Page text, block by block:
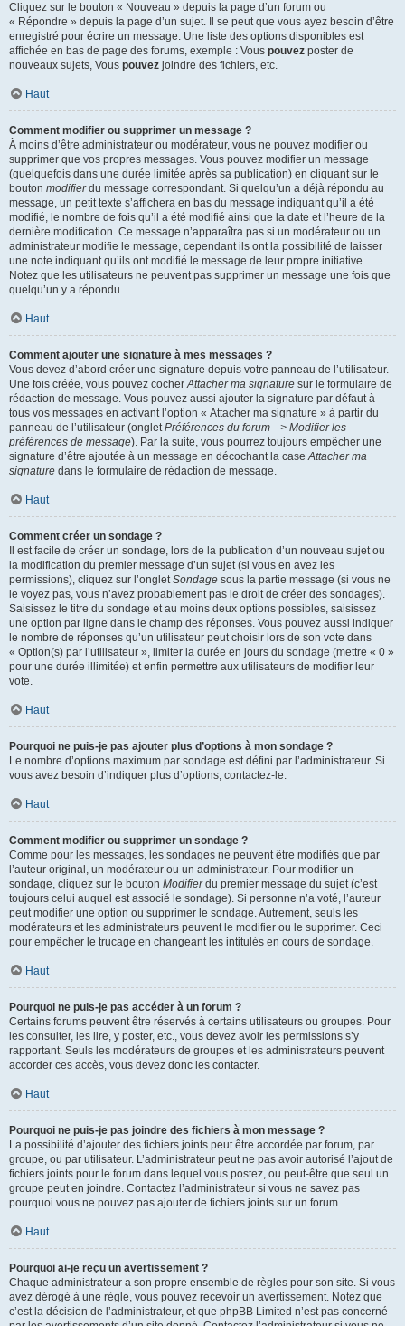
Cliquez sur le bouton « Nouveau » depuis la page d’un forum ou
« Répondre » depuis la page d’un sujet. Il se peut que vous ayez besoin d’être
enregistré pour écrire un message. Une liste des options disponibles est
affichée en bas de page des forums, exemple : Vous pouvez poster de
nouveaux sujets, Vous pouvez joindre des fichiers, etc.
Haut
Comment modifier ou supprimer un message ?
À moins d’être administrateur ou modérateur, vous ne pouvez modifier ou
supprimer que vos propres messages. Vous pouvez modifier un message
(quelquefois dans une durée limitée après sa publication) en cliquant sur le
bouton modifierdu message correspondant. Si quelqu’un a déjà répondu au
message, un petit texte s’affichera en bas du message indiquant qu’il a été
modifié, le nombre de fois qu’il a été modifié ainsi que la date et l’heure de la
dernière modification. Ce message n’apparaîtra pas si un modérateur ou un
administrateur modifie le message, cependant ils ont la possibilité de laisser
une note indiquant qu’ils ont modifié le message de leur propre initiative.
Notez que les utilisateurs ne peuvent pas supprimer un message une fois que
quelqu’un y a répondu.
Haut
Comment ajouter une signature à mes messages ?
Vous devez d’abord créer une signature depuis votre panneau de l’utilisateur.
Une fois créée, vous pouvez cocherAttacher ma signature sur le formulaire de
rédaction de message. Vous pouvez aussi ajouter la signature par défaut à
tous vos messages en activant l’option « Attacher ma signature » à partir du
panneau de l’utilisateur (ongletPréférences du forum --> Modifier les
préférences de message). Par la suite, vous pourrez toujours empêcher une
signature d’être ajoutée à un message en décochant la caseAttacher ma
signature dans le formulaire de rédaction de message.
Haut
Comment créer un sondage ?
Il est facile de créer un sondage, lors de la publication d’un nouveau sujet ou
la modification du premier message d’un sujet (si vous en avez les
permissions), cliquez sur l’ongletSondage sous la partie message (si vous ne
le voyez pas, vous n’avez probablement pas le droit de créer des sondages).
Saisissez le titre du sondage et au moins deux options possibles, saisissez
une option par ligne dans le champ des réponses. Vous pouvez aussi indiquer
le nombre de réponses qu’un utilisateur peut choisir lors de son vote dans
« Option(s) par l’utilisateur », limiter la durée en jours du sondage (mettre « 0 »
pour une durée illimitée) et enfin permettre aux utilisateurs de modifier leur
vote.
Haut
Pourquoi ne puis-je pas ajouter plus d’options à mon sondage ?
Le nombre d’options maximum par sondage est défini par l’administrateur. Si
vous avez besoin d’indiquer plus d’options, contactez-le.
Haut
Comment modifier ou supprimer un sondage ?
Comme pour les messages, les sondages ne peuvent être modifiés que par
l’auteur original, un modérateur ou un administrateur. Pour modifier un
sondage, cliquez sur le bouton Modifierdu premier message du sujet (c’est
toujours celui auquel est associé le sondage). Si personne n’a voté, l’auteur
peut modifier une option ou supprimer le sondage. Autrement, seuls les
modérateurs et les administrateurs peuvent le modifier ou le supprimer. Ceci
pour empêcher le trucage en changeant les intitulés en cours de sondage.
Haut
Pourquoi ne puis-je pas accéder à un forum ?
Certains forums peuvent être réservés à certains utilisateurs ou groupes. Pour
les consulter, les lire, y poster, etc., vous devez avoir les permissions s’y
rapportant. Seuls les modérateurs de groupes et les administrateurs peuvent
accorder ces accès, vous devez donc les contacter.
Haut
Pourquoi ne puis-je pas joindre des fichiers à mon message ?
La possibilité d’ajouter des fichiers joints peut être accordée par forum, par
groupe, ou par utilisateur. L’administrateur peut ne pas avoir autorisé l’ajout de
fichiers joints pour le forum dans lequel vous postez, ou peut-être que seul un
groupe peut en joindre. Contactez l’administrateur si vous ne savez pas
pourquoi vous ne pouvez pas ajouter de fichiers joints sur un forum.
Haut
Pourquoi ai-je reçu un avertissement ?
Chaque administrateur a son propre ensemble de règles pour son site. Si vous
avez dérogé à une règle, vous pouvez recevoir un avertissement. Notez que
c’est la décision de l’administrateur, et que phpBB Limited n’est pas concerné